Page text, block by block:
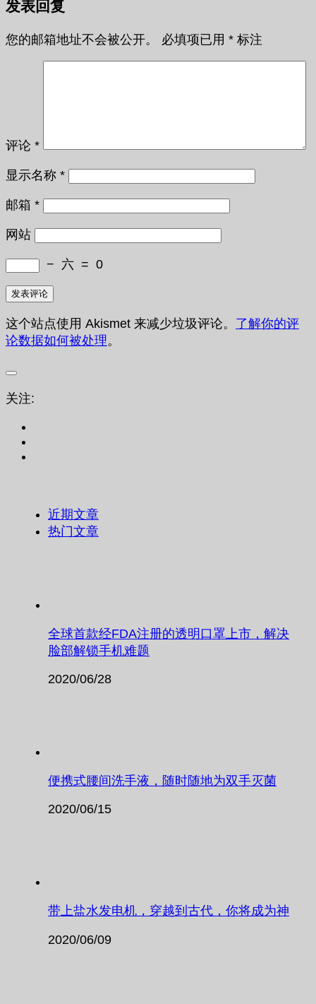
发表回复
您的邮箱地址不会被公开。 必填项已用 * 标注
评论 *
显示名称 *
邮箱 *
网站
− 六 = 0
这个站点使用 Akismet 来减少垃圾评论。 了解你的评
论数据如何被处理。
关注:
近期文章
热门文章
全球首款经FDA注册的透明口罩上市，解决
脸部解锁手机难题
2020/06/28
便携式腰间洗手液，随时随地为双手灭菌
2020/06/15
带上盐水发电机，穿越到古代，你将成为神
2020/06/09